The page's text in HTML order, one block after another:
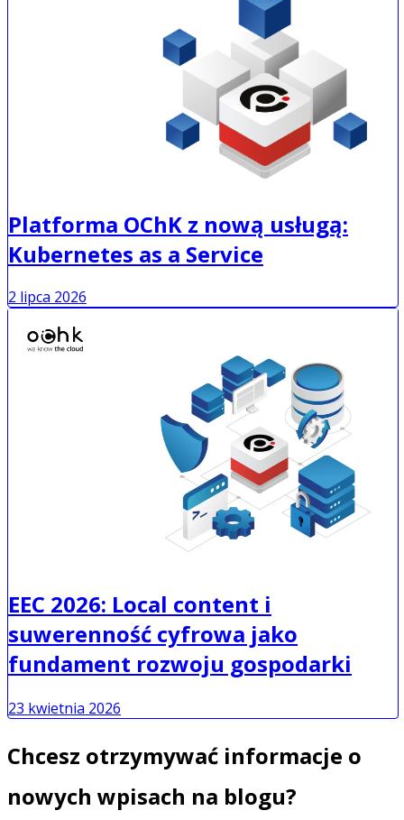
Platforma OChK z nową usługą:
Kubernetes as a Service
2 lipca 2026
EEC 2026: Local content i
suwerenność cyfrowa jako
fundament rozwoju gospodarki
23 kwietnia 2026
Chcesz otrzymywać informacje o
nowych wpisach na blogu?